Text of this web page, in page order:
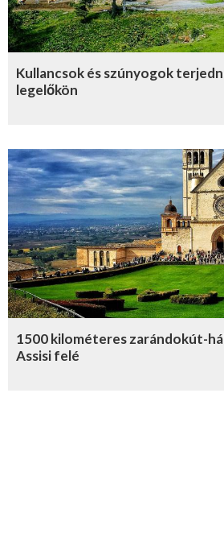
Kullancsok és szúnyogok
legelőkön
1500 kilométeres zarándokút-
Assisi felé